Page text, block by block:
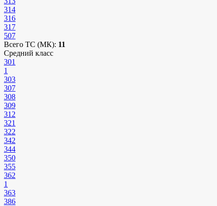
314
316
317
507
Всего ТС (МК): 11
Средний класс
301
1
303
307
308
309
312
321
322
342
344
350
355
362
1
363
386